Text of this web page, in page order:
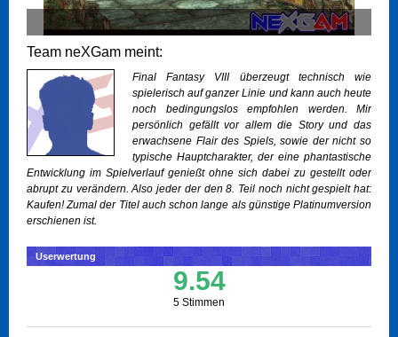
Team neXGam meint:
Final Fantasy VIII überzeugt technisch wie
spielerisch auf ganzer Linie und kann auch heute
noch bedingungslos empfohlen werden. Mir
persönlich gefällt vor allem die Story und das
erwachsene Flair des Spiels, sowie der nicht so
typische Hauptcharakter, der eine phantastische
Entwicklung im Spielverlauf genießt ohne sich dabei zu gestellt oder
abrupt zu verändern. Also jeder der den 8. Teil noch nicht gespielt hat:
Kaufen! Zumal der Titel auch schon lange als günstige Platinumversion
erschienen ist.
Userwertung
9.54
5 Stimmen